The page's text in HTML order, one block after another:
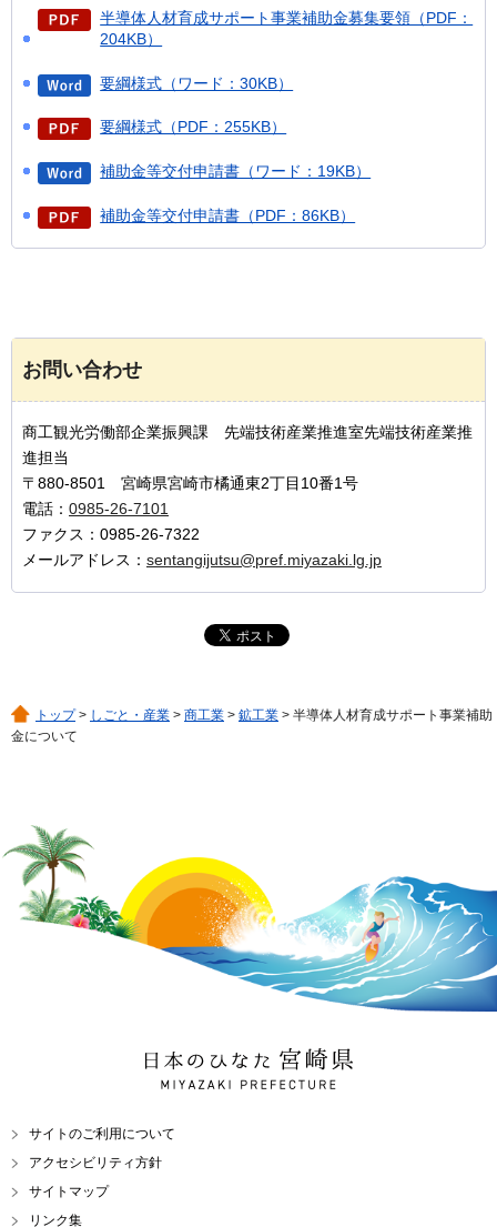
半導体人材育成サポート事業補助金募集要領（PDF：
204KB）
要綱様式（ワード：30KB）
要綱様式（PDF：255KB）
補助金等交付申請書（ワード：19KB）
補助金等交付申請書（PDF：86KB）
お問い合わせ
商工観光労働部企業振興課 先端技術産業推進室先端技術産業推
進担当
〒880-8501 宮崎県宮崎市橘通東2丁目10番1号
電話： 0985-26-7101
ファクス：0985-26-7322
メールアドレス： sentangijutsu@pref.miyazaki.lg.jp
トップ> しごと・産業 > 商工業 > 鉱工業 > 半導体人材育成サポート事業補助
金について
日本のひなた 宮崎県
MIYAZAKI PREFECTURE
サイトのご利用について
アクセシビリティ方針
サイトマップ
リンク集